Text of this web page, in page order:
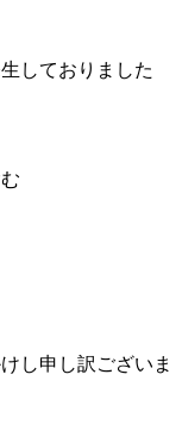
しておりました
し申し訳ございま